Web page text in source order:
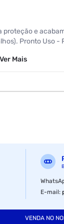
e
Pronto Uso -
Ver Mais
E-mail:
VENDA NO